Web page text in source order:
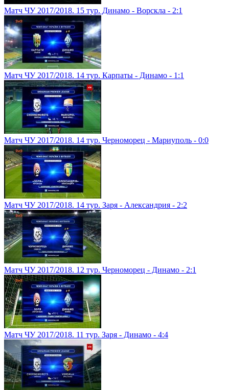
Матч ЧУ 2017/2018. 15 тур. Динамо - Ворскла - 2:1
Матч ЧУ 2017/2018. 14 тур. Карпаты - Динамо - 1:1
Матч ЧУ 2017/2018. 14 тур. Черноморец - Мариуполь - 0:0
Матч ЧУ 2017/2018. 14 тур. Заря - Александрия - 2:2
Матч ЧУ 2017/2018. 12 тур. Черноморец - Динамо - 2:1
Матч ЧУ 2017/2018. 11 тур. Заря - Динамо - 4:4